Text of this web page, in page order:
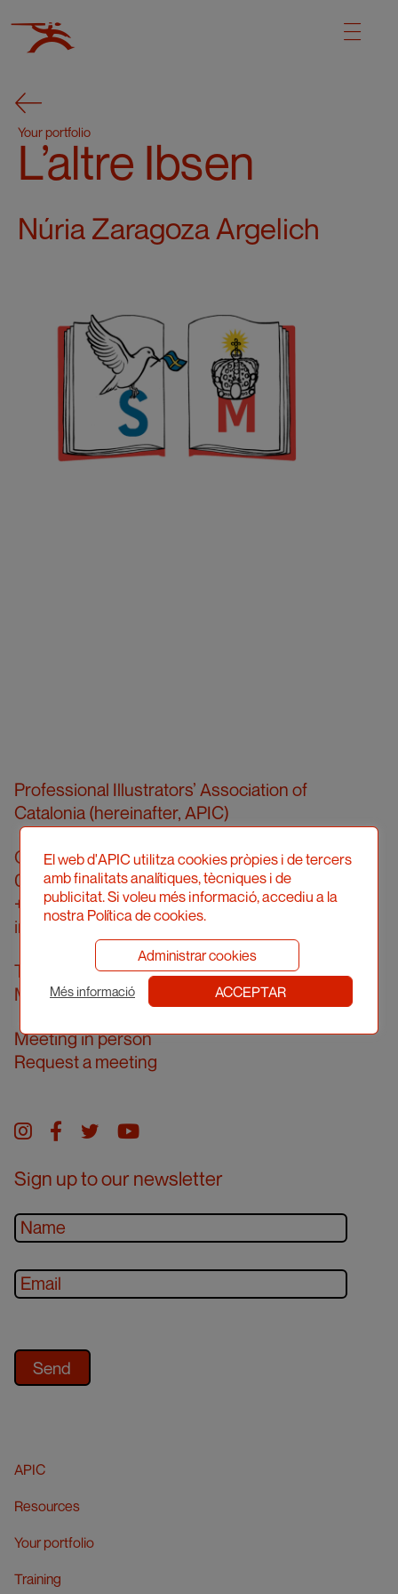
Your portfolio
L’altre Ibsen
Núria Zaragoza Argelich
Professional Illustrators’ Association of
Catalonia (hereinafter, APIC)
Carrer Londres, 96, pral. 2a
08036 Barcelona
+34 934 161 474
info@apic.cat
Telephone answering hours
Monday to Friday from 10.00 am to 2.00 pm
Meeting in person
Request a meeting
Instagram
facebook
twitteryoutube
Sign up to our newsletter
APIC
Resources
Your portfolio
Training
El web d'APIC utilitza cookies pròpies i de tercers
amb finalitats analítiques, tècniques i de
publicitat. Si voleu més informació, accediu a la
nostra Política de cookies.
Administrar cookies
Més informació ACCEPTAR